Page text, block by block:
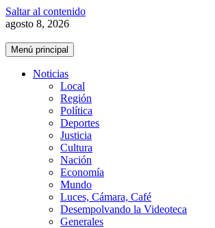
Saltar al contenido
agosto 8, 2026
Menú principal
Noticias
Local
Región
Política
Deportes
Justicia
Cultura
Nación
Economía
Mundo
Luces, Cámara, Café
Desempolvando la Videoteca
Generales